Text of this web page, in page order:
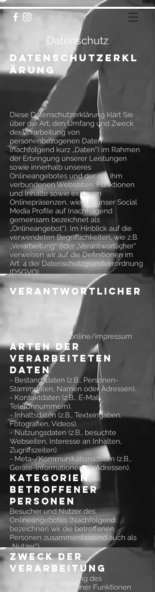
Datenschutz
Datenschutzerkl
ärung
Diese Datenschutzerklärung klärt Sie
über die Art, den Umfang und Zweck
der Verarbeitung von
personenbezogenen Daten
(nachfolgend kurz „Daten“) im Rahmen
der Erbringung unserer Leistungen
sowie innerhalb unseres
Onlineangebotes und der mit ihm
verbundenen Webseiten, Funktionen
und Inhalte sowie externen
Onlinepräsenzen, wie z.B. unser Social
Media Profile auf (nachfolgend
gemeinsam bezeichnet als
„Onlineangebot“). Im Hinblick auf die
verwendeten Begrifflichkeiten, wie z.B.
„Verarbeitung“ oder „Verantwortlicher“
verweisen wir auf die Definitionen im
Art. 4 der Datenschutzgrundverordnung
(DSGVO).
Verantwortlicher
https://www.cppt.online/impressum
Arten der
verarbeiteten
Daten
- Bestandsdaten (z.B., Personen-
Stammdaten, Namen oder Adressen).
- Kontaktdaten (z.B., E-Mail,
Telefonnummern).
- Inhaltsdaten (z.B., Texteingaben,
Fotografien, Videos).
- Nutzungsdaten (z.B., besuchte
Webseiten, Interesse an Inhalten,
Zugriffszeiten).
- Meta-/Kommunikationsdaten (z.B.,
Geräte-Informationen, IP-Adressen).
Kategorien
betroffener
Personen
Besucher und Nutzer des
Onlineangebotes (Nachfolgend
bezeichnen wir die betroffenen
Personen zusammenfassend auch als
„Nutzer“).
Zweck der
Verarbeitung
- Zurverfügungstellung des
Onlineangebotes, seiner Funktionen